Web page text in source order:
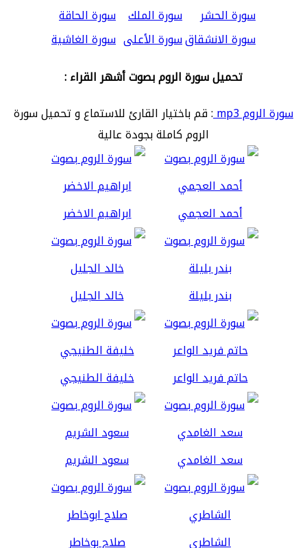
سورة الحشر
سورة الملك سورة الحاقة
سورة الانشقاقسورة الأعلى سورة الغاشية
تحميل سورة الروم بصوت أشهر القراء :
سورة الروم mp3
: قم باختيار القارئ للاستماع و تحميل سورة
الروم كاملة بجودة عالية
أحمد العجمي ابراهيم الاخضر
بندر بليلة خالد الجليل
حاتم فريد الواعر خليفة الطنيجي
سعد الغامدي سعود الشريم
الشاطري صلاح بوخاطر